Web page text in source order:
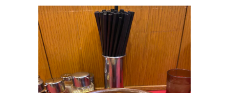
更
新
日
時
: